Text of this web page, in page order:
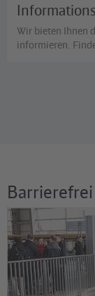
Wir bieten Ihnen
informieren.
David Ulrich